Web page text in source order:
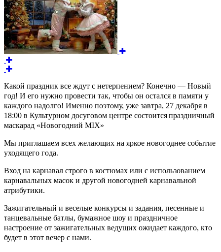
Какой праздник все ждут с нетерпением? Конечно — Новый
год! И его нужно провести так, чтобы он остался в памяти у
каждого надолго! Именно поэтому, уже завтра, 27 декабря в
18:00 в Культурном досуговом центре состоитсяпраздничный
маскарад «Новогодний MIX»
Мы приглашаем всех желающих на яркое новогоднее событие
уходящего года.
Вход на карнавал строго в костюмах или с использованием
карнавальных масок и другой новогодней карнавальной
атрибутики.
Зажигательный и веселые конкурсы и задания, песенные и
танцевальные батлы, бумажное шоу и праздничное
настроение от зажигательных ведущих ожидает каждого, кто
будет в этот вечер с нами.